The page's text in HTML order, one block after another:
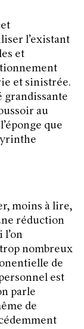
l’existant
et
et sinistrée.
grandissante
au
que
moins à lire,
réduction
l’on
nombreux
de
est
parle
de